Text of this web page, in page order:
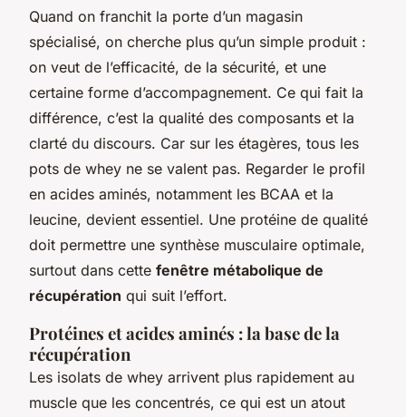
Quand on franchit la porte d’un magasin
spécialisé, on cherche plus qu’un simple produit :
on veut de l’efficacité, de la sécurité, et une
certaine forme d’accompagnement. Ce qui fait la
différence, c’est la qualité des composants et la
clarté du discours. Car sur les étagères, tous les
pots de whey ne se valent pas. Regarder le profil
en acides aminés, notamment les BCAA et la
leucine, devient essentiel. Une protéine de qualité
doit permettre une synthèse musculaire optimale,
surtout dans cette fenêtre métabolique de
récupération qui suit l’effort.
Protéines et acides aminés : la base de la
récupération
Les isolats de whey arrivent plus rapidement au
muscle que les concentrés, ce qui est un atout